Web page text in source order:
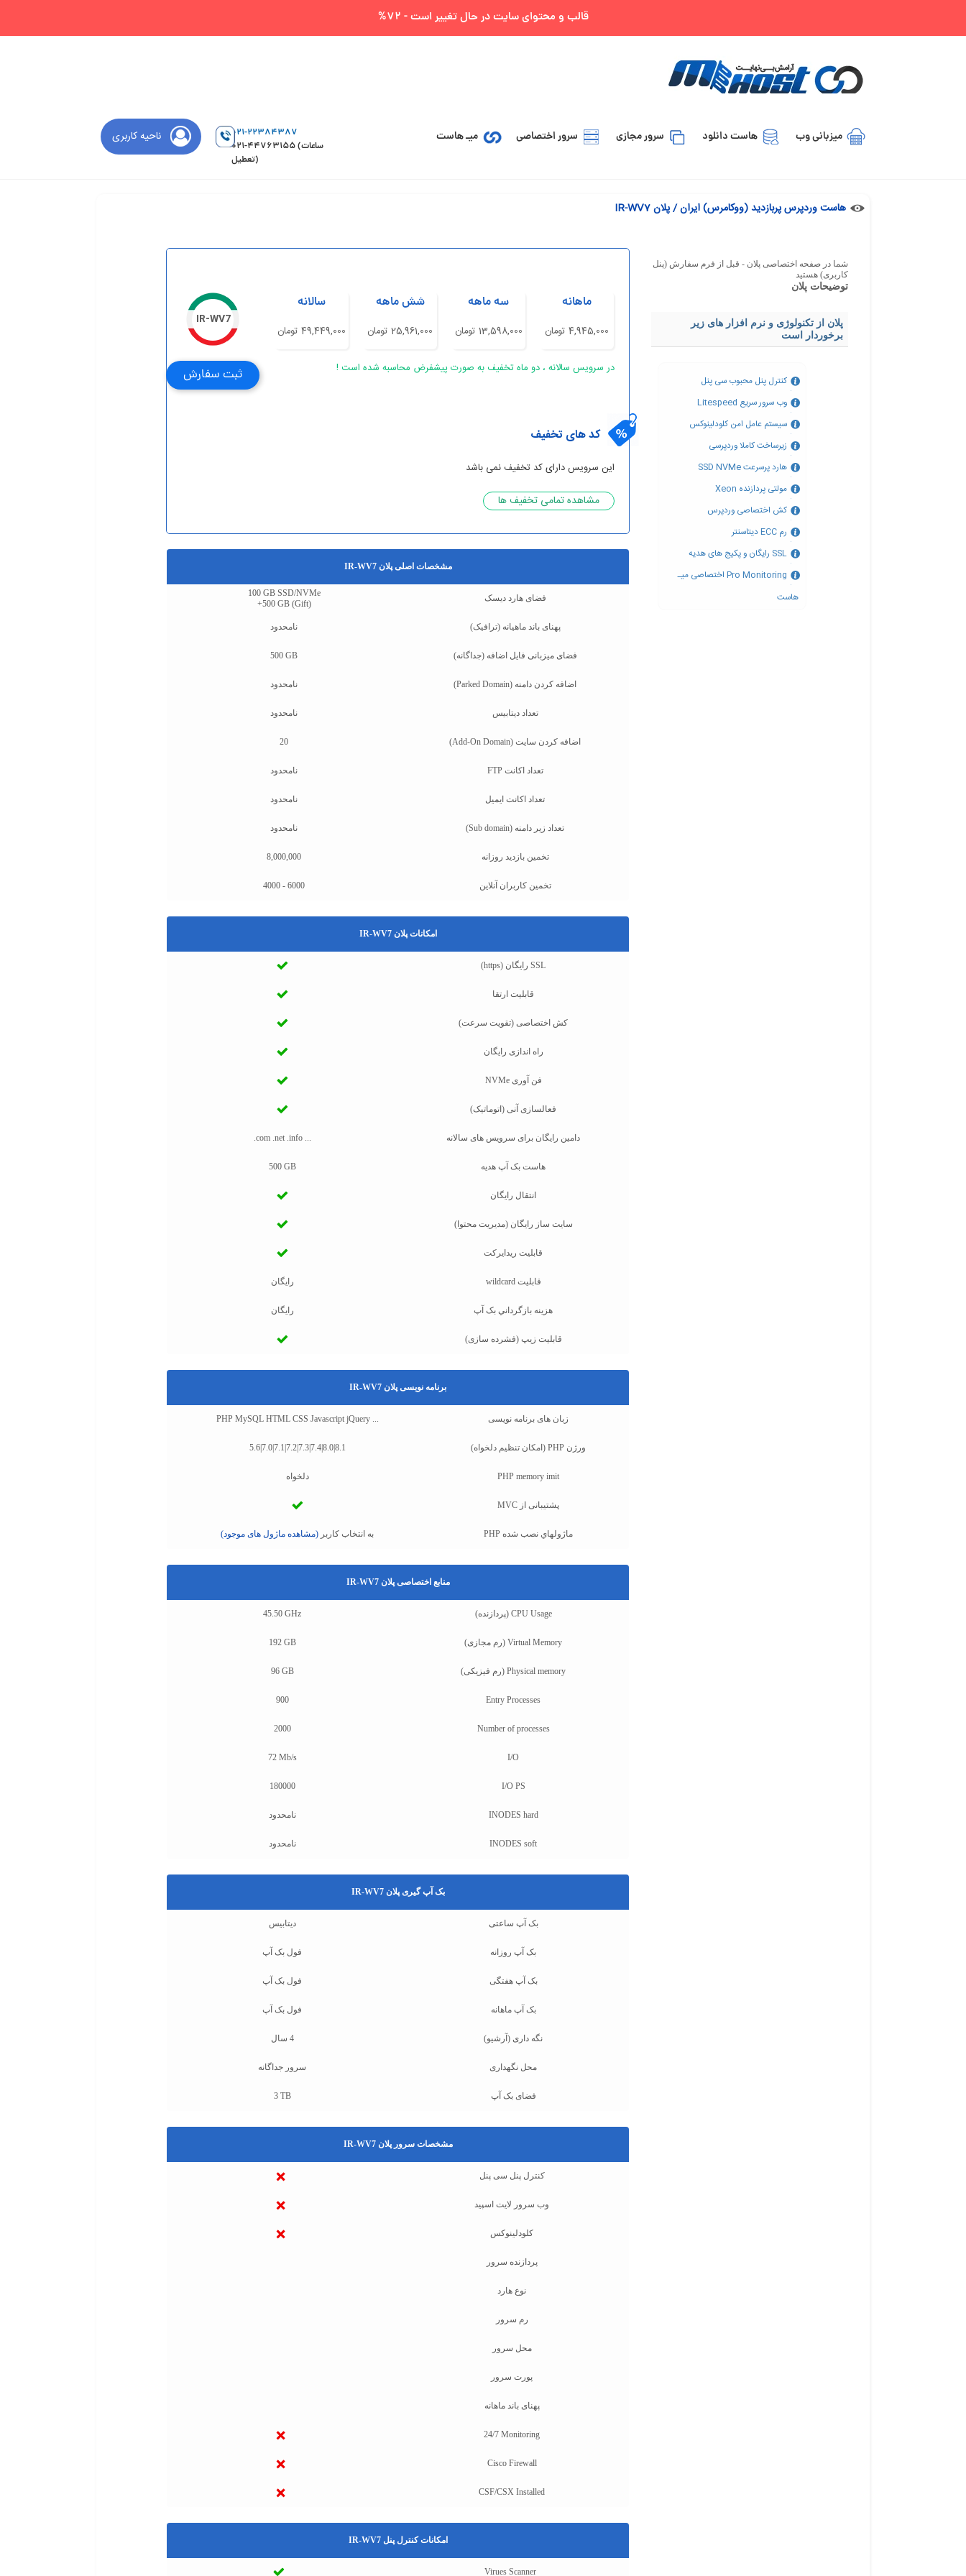
قالب و محتوای سایت در حال تغییر است - 72%
میزبانی وب هاست دانلود سرور مجازی سرور اختصاصی میـ هاست
021-22384387
021-44763155 (ساعات
تعطیل)
ناحیه کاربری
هاست وردپرس پربازدید (ووکامرس) ایران / پلان IR-WV7
شما در صفحه اختصاصی پلان - قبل از فرم سفارش (پنل
کاربری) هستید
توضیحات پلان
پلان از تکنولوژی و نرم افزار های زیر
برخوردار است
کنترل پنل محبوب سی پنل
وب سرور سریع Litespeed
سیستم عامل امن کلودلینوکس
زیرساخت کاملا وردپرسی
هارد پرسرعت SSD NVMe
مولتی پردازنده Xeon
کش اختصاصی وردپرس
رم ECC دیتاسنتر
Pro Monitoring اختصاصی میـ
هاست
ماهانه
4,945,000 تومان
سه ماهه
13,598,000 تومان
شش ماهه
25,961,000 تومان
سالانه
49,449,000 تومان
در سرویس سالانه ، دو ماه تخفیف به صورت پیشفرض محاسبه شده است !
IR-WV7
ثبت سفارش
کد های تخفیف
این سرویس دارای کد تخفیف نمی باشد
مشاهده تمامی تخفیف ها
مشخصات اصلی پلان IR-WV7
فضای هارد دیسک
100 GB SSD/NVMe
+500 GB (Gift)
پهنای باند ماهیانه (ترافیک) نامحدود
فضای میزبانی فایل اضافه (جداگانه) 500 GB
اضافه کردن دامنه (Parked Domain) نامحدود
تعداد دیتابیس نامحدود
اضافه کردن سایت (Add-On Domain) 20
تعداد اکانت FTP نامحدود
تعداد اکانت ایمیل نامحدود
تعداد زیر دامنه (Sub domain) نامحدود
تخمین بازدید روزانه 8,000,000
تخمین کاربران آنلاین 4000 - 6000
امکانات پلان IR-WV7
SSL رایگان (https)
قابلیت ارتقا
کش اختصاصی (تقویت سرعت)
راه اندازی رایگان
فن آوری NVMe
فعالسازی آنی (اتوماتیک)
دامین رایگان برای سرویس های سالانه .com .net .info ...
هاست بک آپ هدیه 500 GB
انتقال رایگان
سایت ساز رایگان (مدیریت محتوا)
قابلیت ریدایرکت
قابلیت wildcard رایگان
هزينه بازگرداني بک آپ رایگان
قابلیت زیپ (فشرده سازی)
برنامه نویسی پلان IR-WV7
زبان های برنامه نویسی PHP MySQL HTML CSS Javascript jQuery ...
ورژن PHP (امکان تنظیم دلخواه) 5.6|7.0|7.1|7.2|7.3|7.4|8.0|8.1
PHP memory imit دلخواه
پشتیبانی از MVC
ماژولهاي نصب شده PHP به انتخاب کاربر (مشاهده ماژول های موجود)
منابع اختصاصی پلان IR-WV7
CPU Usage (پردازنده) 45.50 GHz
Virtual Memory (رم مجازی) 192 GB
Physical memory (رم فیزیکی) 96 GB
Entry Processes
900
Number of processes
2000
I/O
72 Mb/s
I/O PS
180000
INODES hard نامحدود
INODES soft نامحدود
بک آپ گیری پلان IR-WV7
بک آپ ساعتی دیتابیس
بک آپ روزانه فول بک آپ
بک آپ هفتگی فول بک آپ
بک آپ ماهانه فول بک آپ
نگه داری (آرشیو) 4 سال
محل نگهداری سرور جداگانه
فضای بک آپ 3 TB
مشخصات سرور پلان IR-WV7
کنترل پنل سی پنل
وب سرور لایت اسپید
کلودلینوکس
پردازنده سرور
نوع هارد
رم سرور
محل سرور
پورت سرور
پهنای باند ماهانه
24/7 Monitoring
Cisco Firewall
CSF/CSX Installed
امکانات کنترل پنل IR-WV7
Virues Scanner